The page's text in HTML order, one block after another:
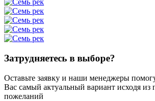
Затрудняетесь в выборе?
Оставьте заявку и наши менеджеры
Вас самый актуальный вариант исходя из
пожеланий